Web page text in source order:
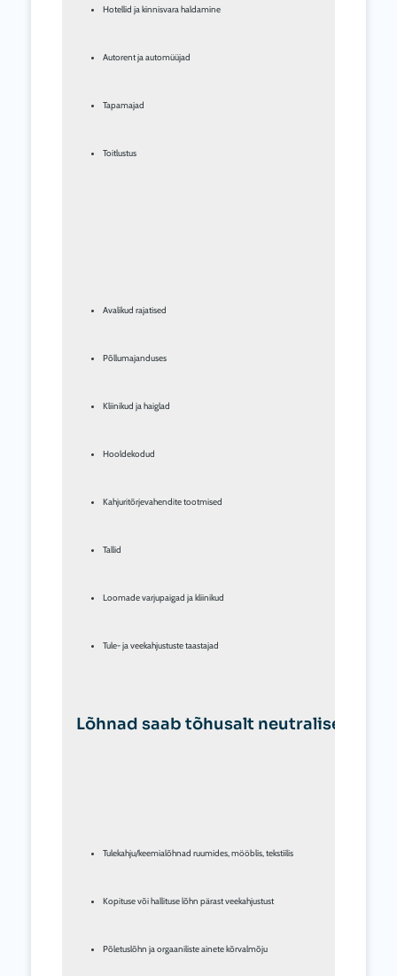
Hotellid ja kinnisvara haldamine
Autorent ja automüüjad
Tapamajad
Toitlustus
Avalikud rajatised
Põllumajanduses
Kliinikud ja haiglad
Hooldekodud
Kahjuritõrjevahendite tootmised
Tallid
Loomade varjupaigad ja kliinikud
Tule- ja veekahjustuste taastajad
Lõhnad saab tõhusalt neutraliseerida
Tulekahju/keemialõhnad ruumides, mööblis, tekstiilis
Kopituse või hallituse lõhn pärast veekahjustust
Põletuslõhn ja orgaaniliste ainete kõrvalmõju